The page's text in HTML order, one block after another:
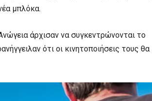
μπλόκα.
άρχισαν να συγκεντρώνονται το
ότι οι κινητοποιήσεις τους θα